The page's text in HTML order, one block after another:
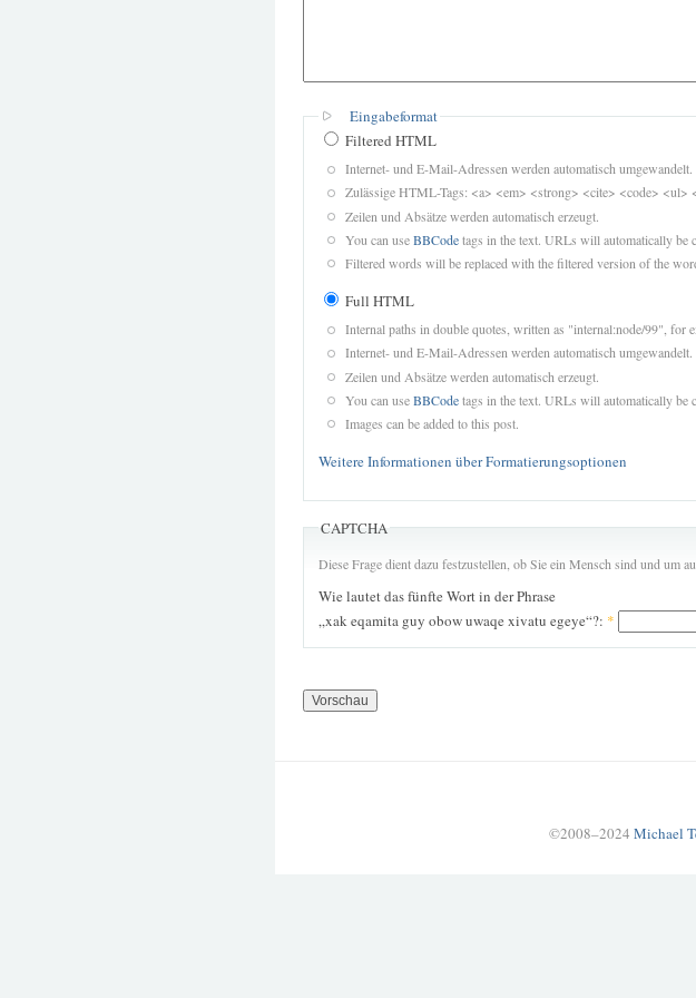
Eingabeformat
Filtered HTML
Internet- und E-Mail-Adressen werden automatisch umgewandelt.
Zulässige HTML-Tags: <a> <em> <strong> <cite> <code>
Zeilen und Absätze werden automatisch erzeugt.
You can useBBCodetags in the text. URLs will automatically be
Filtered words will be replaced with the filtered version of the
Full HTML
Internal paths in double quotes, written as "internal:node/99", for
Internet- und E-Mail-Adressen werden automatisch umgewandelt.
Zeilen und Absätze werden automatisch erzeugt.
You can useBBCodetags in the text. URLs will automatically be
Images can be added to this post.
Weitere Informationen über Formatierungsoptionen
CAPTCHA
Diese Frage dient dazu festzustellen, ob Sie ein Mensch sind und um
Wie lautet das fünfte Wort in der Phrase
„xak eqamita guy obow uwaqe xivatu egeye“?: *
©2008–2024 Michael